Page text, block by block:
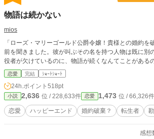
物語は続かない
mios
「ローズ・マリーゴールド公爵令嬢！貴様との婚約を破棄する
前を聞きました。彼が叫ぶその名を持つ人物は既に別
役者が欠けているのに、物語が続くなんてことがある
恋愛 完結 ｼｮｰﾄｼｮｰﾄ
24h.ポイント 518pt
小説 2,636 位 / 228,633件 恋愛 1,473 位 / 66,326件
恋愛 ハッピーエンド 婚約破棄？ 転生者
感想